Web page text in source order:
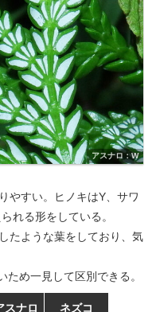
アスナロ：W
やすい。ヒノキはY、サワ
れる形をしている。
たような葉をしており、気
め一見して区別できる。
スナロ ネズコ